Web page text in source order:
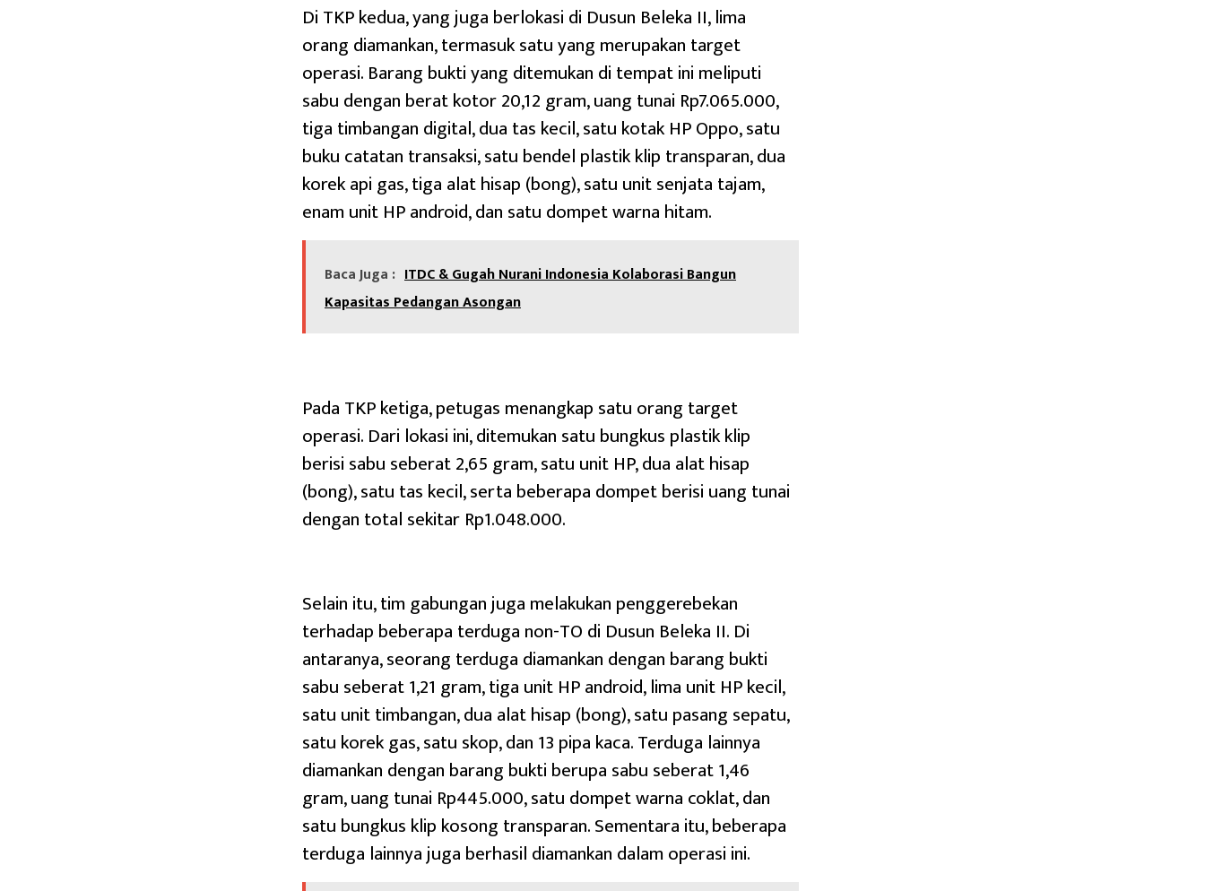
Di TKP kedua, yang juga berlokasi di Dusun Beleka II, lima
orang diamankan, termasuk satu yang merupakan target
operasi. Barang bukti yang ditemukan di tempat ini meliputi
sabu dengan berat kotor 20,12 gram, uang tunai Rp7.065.000,
tiga timbangan digital, dua tas kecil, satu kotak HP Oppo, satu
buku catatan transaksi, satu bendel plastik klip transparan, dua
korek api gas, tiga alat hisap (bong), satu unit senjata tajam,
enam unit HP android, dan satu dompet warna hitam.
Baca Juga : ITDC & Gugah Nurani Indonesia Kolaborasi Bangun
Kapasitas Pedangan Asongan
Pada TKP ketiga, petugas menangkap satu orang target
operasi. Dari lokasi ini, ditemukan satu bungkus plastik klip
berisi sabu seberat 2,65 gram, satu unit HP, dua alat hisap
(bong), satu tas kecil, serta beberapa dompet berisi uang tunai
dengan total sekitar Rp1.048.000.
Selain itu, tim gabungan juga melakukan penggerebekan
terhadap beberapa terduga non-TO di Dusun Beleka II. Di
antaranya, seorang terduga diamankan dengan barang bukti
sabu seberat 1,21 gram, tiga unit HP android, lima unit HP kecil,
satu unit timbangan, dua alat hisap (bong), satu pasang sepatu,
satu korek gas, satu skop, dan 13 pipa kaca. Terduga lainnya
diamankan dengan barang bukti berupa sabu seberat 1,46
gram, uang tunai Rp445.000, satu dompet warna coklat, dan
satu bungkus klip kosong transparan. Sementara itu, beberapa
terduga lainnya juga berhasil diamankan dalam operasi ini.